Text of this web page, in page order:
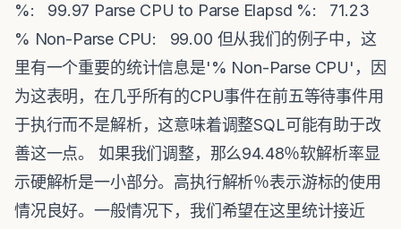
%: 99.97 Parse CPU to Parse Elapsd %: 71.23
% Non-Parse CPU: 99.00 但从我们的例子中，这
里有一个重要的统计信息是'% Non-Parse CPU'，因
为这表明，在几乎所有的CPU事件在前五等待事件用
于执行而不是解析，这意味着调整SQL可能有助于改
善这一点。 如果我们调整，那么94.48％软解析率显
示硬解析是一小部分。高执行解析％表示游标的使用
情况良好。一般情况下，我们希望在这里统计接近